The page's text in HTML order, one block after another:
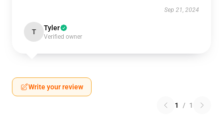
Sep 21, 2024
T Tyler
Verified owner
Write your review
1 / 1